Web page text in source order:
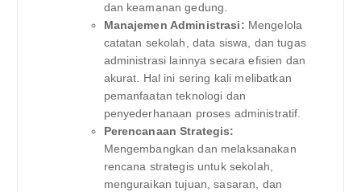
dan keamanan gedung.
Manajemen Administrasi: Mengelola
catatan sekolah, data siswa, dan tugas
administrasi lainnya secara efisien dan
akurat. Hal ini sering kali melibatkan
pemanfaatan teknologi dan
penyederhanaan proses administratif.
Perencanaan Strategis:
Mengembangkan dan melaksanakan
rencana strategis untuk sekolah,
menguraikan tujuan, sasaran, dan